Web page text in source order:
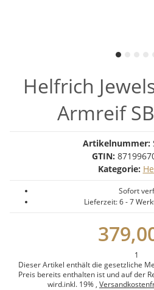
Helfrich
Armreif
Artikelnummer:
GTIN:
Kategorie:
Sofort
Lieferzeit:6 - 7
1
Dieser Artikel enthält die gesetzliche
Preis bereits enthalten ist und auf der
wird.inkl. 19% ,